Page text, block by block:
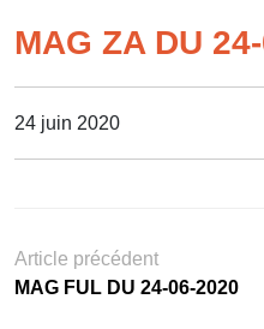
MAG ZA DU
24 juin 2020
Article précédent
MAG FUL DU 24-06-2020